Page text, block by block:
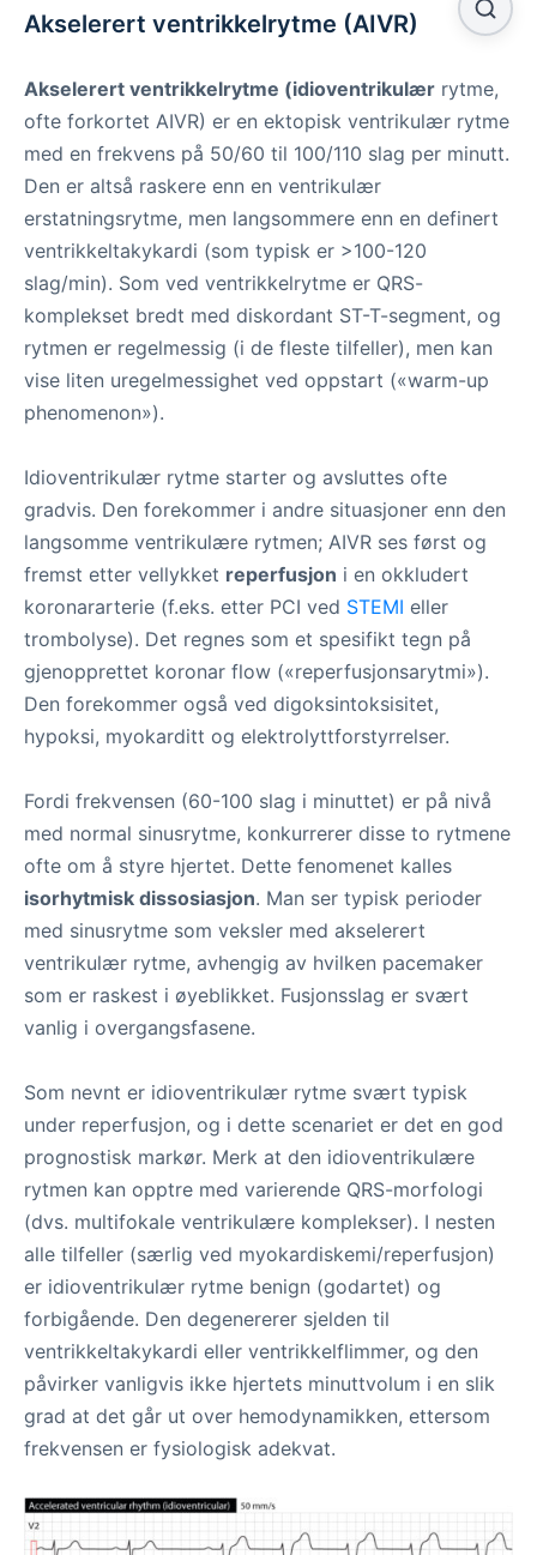
Akselerert ventrikkelrytme (AIVR)
Akselerert ventrikkelrytme (idioventrikulær rytme,
ofte forkortet AIVR) er en ektopisk ventrikulær rytme
med en frekvens på 50/60 til 100/110 slag per minutt.
Den er altså raskere enn en ventrikulær
erstatningsrytme, men langsommere enn en definert
ventrikkeltakykardi (som typisk er >100-120
slag/min). Som ved ventrikkelrytme er QRS-
komplekset bredt med diskordant ST-T-segment, og
rytmen er regelmessig (i de fleste tilfeller), men kan
vise liten uregelmessighet ved oppstart («warm-up
phenomenon»).
Idioventrikulær rytme starter og avsluttes ofte
gradvis. Den forekommer i andre situasjoner enn den
langsomme ventrikulære rytmen; AIVR ses først og
fremst etter vellykket reperfusjon i en okkludert
koronararterie (f.eks. etter PCI ved STEMI eller
trombolyse). Det regnes som et spesifikt tegn på
gjenopprettet koronar flow («reperfusjonsarytmi»).
Den forekommer også ved digoksintoksisitet,
hypoksi, myokarditt og elektrolyttforstyrrelser.
Fordi frekvensen (60-100 slag i minuttet) er på nivå
med normal sinusrytme, konkurrerer disse to rytmene
ofte om å styre hjertet. Dette fenomenet kalles
isorhytmisk dissosiasjon. Man ser typisk perioder
med sinusrytme som veksler med akselerert
ventrikulær rytme, avhengig av hvilken pacemaker
som er raskest i øyeblikket. Fusjonsslag er svært
vanlig i overgangsfasene.
Som nevnt er idioventrikulær rytme svært typisk
under reperfusjon, og i dette scenariet er det en god
prognostisk markør. Merk at den idioventrikulære
rytmen kan opptre med varierende QRS-morfologi
(dvs. multifokale ventrikulære komplekser). I nesten
alle tilfeller (særlig ved myokardiskemi/reperfusjon)
er idioventrikulær rytme benign (godartet) og
forbigående. Den degenererer sjelden til
ventrikkeltakykardi eller ventrikkelflimmer, og den
påvirker vanligvis ikke hjertets minuttvolum i en slik
grad at det går ut over hemodynamikken, ettersom
frekvensen er fysiologisk adekvat.